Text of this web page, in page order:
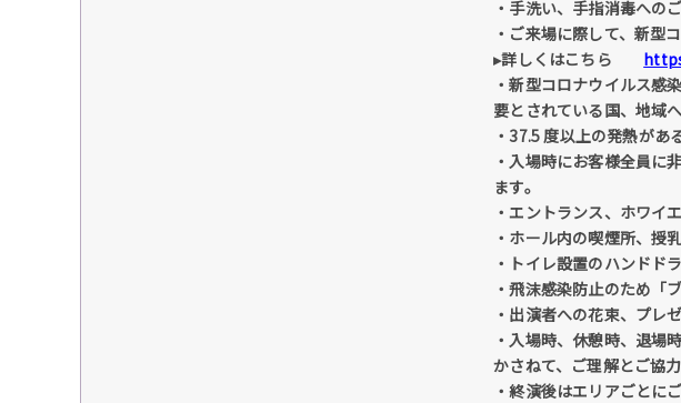
・手洗い、手指消毒への
・ご来場に際して、新型
▸詳しくはこちら
・新型コロナウイルス感
要とされている国、地域
・37.5 度以上の発熱があ
・入場時にお客様全員に
ます。
・エントランス、ホワイ
・ホール内の喫煙所、授
・トイレ設置のハンドド
・飛沫感染防止のため「
・出演者への花束、プレ
・入場時、休憩時、退場
かさねて、ご理解とご協
・終演後はエリアごとに